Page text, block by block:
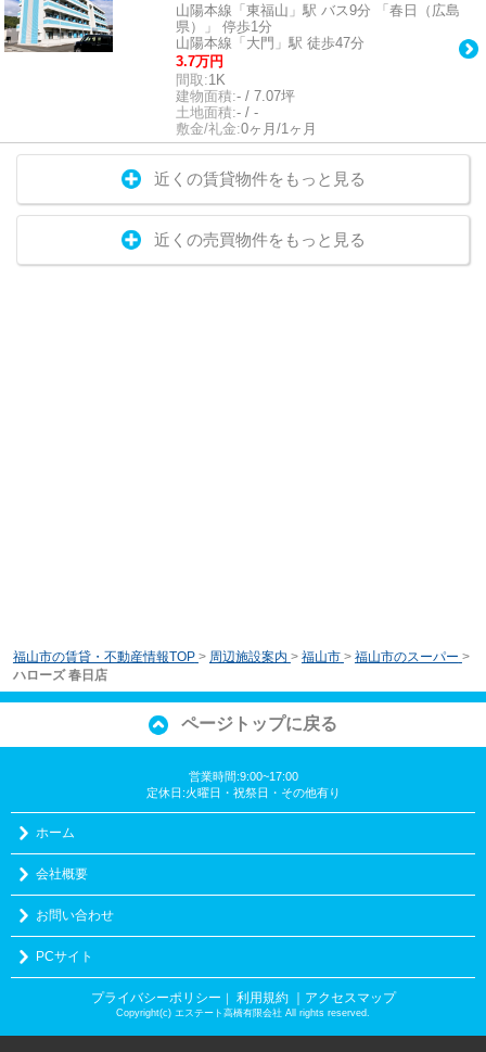
山陽本線「東福山」駅 バス9分 「春日（広島
県）」 停歩1分
山陽本線「大門」駅 徒歩47分
3.7万円
間取:1K
建物面積:- / 7.07坪
土地面積:- / -
敷金/礼金:0ヶ月/1ヶ月
近くの賃貸物件をもっと見る
近くの売買物件をもっと見る
福山市の賃貸・不動産情報TOP > 周辺施設案内 > 福山市 > 福山市のスーパー >
ハローズ 春日店
ページトップに戻る
営業時間:9:00~17:00
定休日:火曜日・祝祭日・その他有り
ホーム
会社概要
お問い合わせ
PCサイト
プライバシーポリシー ｜ 利用規約 ｜アクセスマップ
Copyright(c) エステート高橋有限会社 All rights reserved.